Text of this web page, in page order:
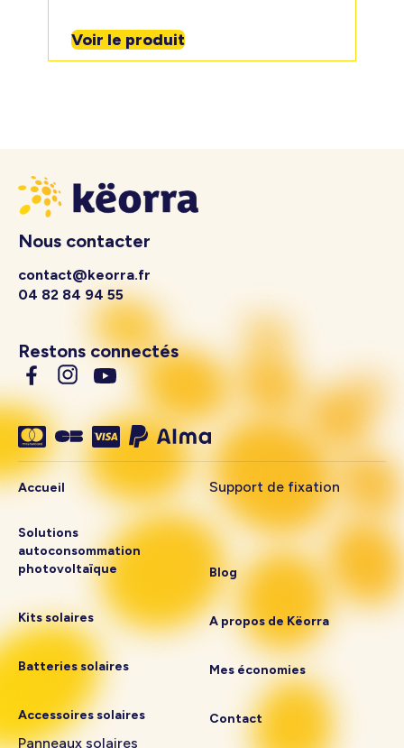
Voir le produit
Nous contacter
contact@keorra.fr
04 82 84 94 55
Restons connectés
Accueil
Solutions
autoconsommation
photovoltaïque
Kits solaires
Batteries solaires
Accessoires solaires
Panneaux solaires
Support de fixation
Blog
A propos de Këorra
Mes économies
Contact